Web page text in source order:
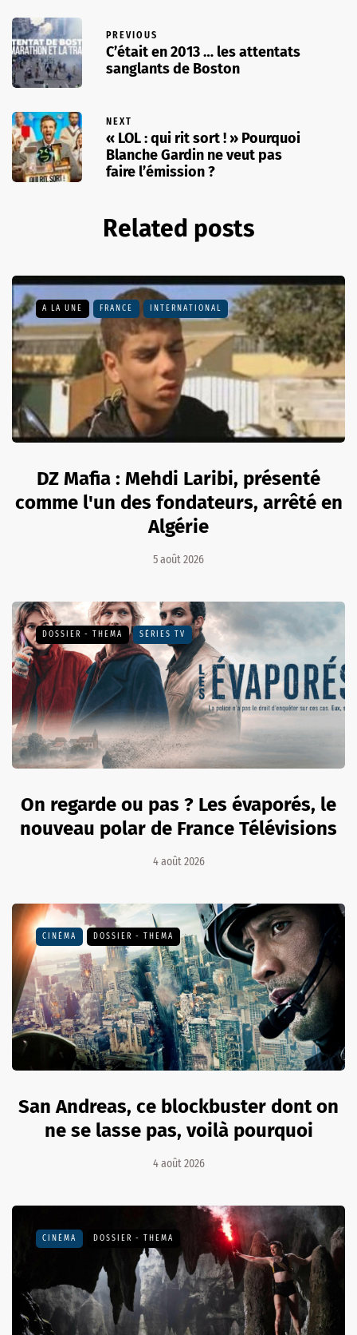
PREVIOUS
C’était en 2013 … les attentats
sanglants de Boston
NEXT
« LOL : qui rit sort ! » Pourquoi
Blanche Gardin ne veut pas
faire l’émission ?
Related posts
A LA UNE FRANCE INTERNATIONAL
DZ Mafia : Mehdi Laribi, présenté
comme l'un des fondateurs, arrêté en
Algérie
5 août 2026
DOSSIER - THEMA SÉRIES TV
On regarde ou pas ? Les évaporés, le
nouveau polar de France Télévisions
4 août 2026
CINÉMA DOSSIER - THEMA
San Andreas, ce blockbuster dont on
ne se lasse pas, voilà pourquoi
4 août 2026
CINÉMA DOSSIER - THEMA